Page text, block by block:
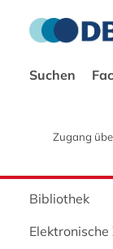
Suchen
Zugang
Bibliothek